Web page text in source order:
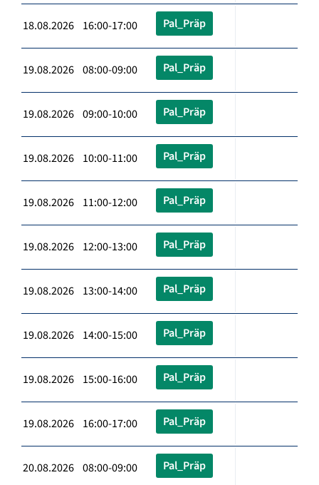
18.08.2026 16:00-17:00 Pal_Präp
19.08.2026 08:00-09:00 Pal_Präp
19.08.2026 09:00-10:00 Pal_Präp
19.08.2026 10:00-11:00 Pal_Präp
19.08.2026 11:00-12:00 Pal_Präp
19.08.2026 12:00-13:00 Pal_Präp
19.08.2026 13:00-14:00 Pal_Präp
19.08.2026 14:00-15:00 Pal_Präp
19.08.2026 15:00-16:00 Pal_Präp
19.08.2026 16:00-17:00 Pal_Präp
20.08.2026 08:00-09:00 Pal_Präp